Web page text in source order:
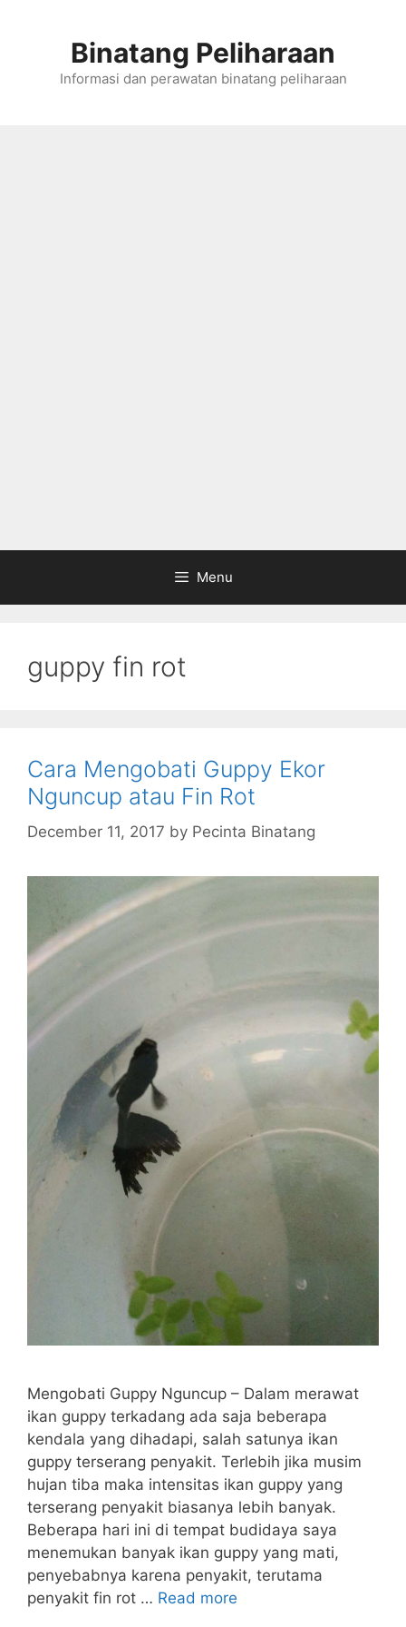
Binatang Peliharaan
Informasi dan perawatan binatang peliharaan
Menu
guppy fin rot
Cara Mengobati Guppy Ekor
Nguncup atau Fin Rot
December 11, 2017 by Pecinta Binatang
Mengobati Guppy Nguncup – Dalam merawat
ikan guppy terkadang ada saja beberapa
kendala yang dihadapi, salah satunya ikan
guppy terserang penyakit. Terlebih jika musim
hujan tiba maka intensitas ikan guppy yang
terserang penyakit biasanya lebih banyak.
Beberapa hari ini di tempat budidaya saya
menemukan banyak ikan guppy yang mati,
penyebabnya karena penyakit, terutama
penyakit fin rot … Read more